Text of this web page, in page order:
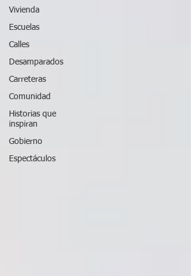
Vivienda
Escuelas
Calles
Desamparados
Carreteras
Comunidad
Historias que
inspiran
Gobierno
Espectáculos